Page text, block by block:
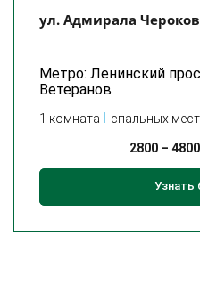
ул. Адмирала
Метро: Ленинский
Ветеранов
1 комната спальных
2800– 4800
Узнать